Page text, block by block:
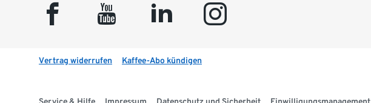
facebook youtube linkedin instagram
Vertrag widerrufen Kaffee-Abo kündigen